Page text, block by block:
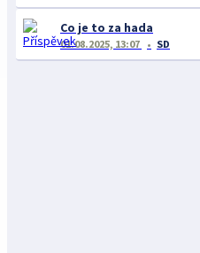
Co je to za hada
01.08.2025, 13:07 SD